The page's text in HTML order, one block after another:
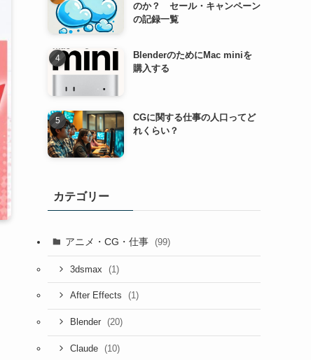
のか？ セール・キャンペーン
の記録一覧
BlenderのためにMac miniを
購入する
CGに関する仕事の人口ってど
れくらい？
カテゴリー
アニメ・CG・仕事 (99)
3dsmax (1)
After Effects (1)
Blender (20)
Claude (10)